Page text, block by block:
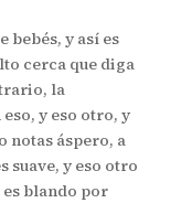
bebés, y así es
cerca que diga
la
y eso otro, y
notas áspero, a
suave, y eso otro
es blando por